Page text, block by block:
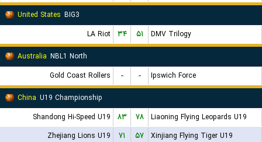
United States BIG3
LA Riot
۳۴ ۵۱
DMV Trilogy
Australia NBL1 North
Gold Coast Rollers
- -
Ipswich Force
China U19 Championship
Shandong Hi-Speed U19
۸۳ ۷۸
Liaoning Flying Leopards U19
Zhejiang Lions U19
۷۱ ۵۷
Xinjiang Flying Tiger U19